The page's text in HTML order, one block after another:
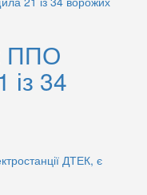
ППО
із 34